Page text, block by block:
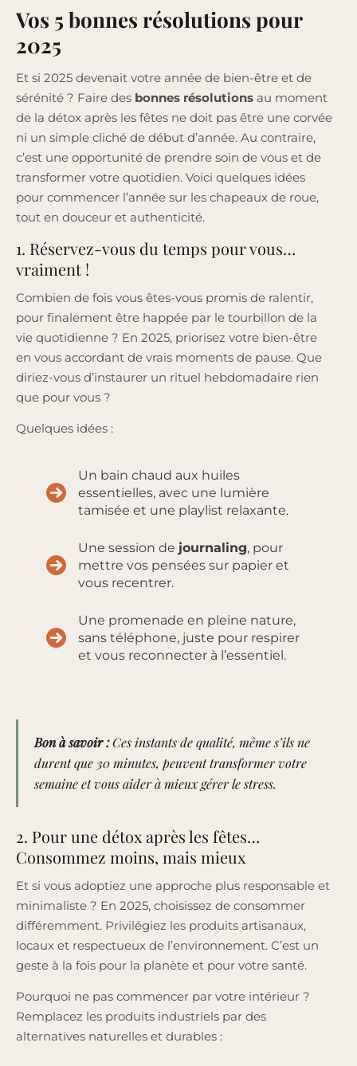
Vos 5 bonnes résolutions pour
2025
Et si 2025 devenait votre année de bien-être et de
sérénité ? Faire des bonnes résolutions au moment
de la détox après les fêtes ne doit pas être une corvée
ni un simple cliché de début d’année. Au contraire,
c’est une opportunité de prendre soin de vous et de
transformer votre quotidien. Voici quelques idées
pour commencer l’année sur les chapeaux de roue,
tout en douceur et authenticité.
1. Réservez-vous du temps pour vous…
vraiment !
Combien de fois vous êtes-vous promis de ralentir,
pour finalement être happée par le tourbillon de la
vie quotidienne ? En 2025, priorisez votre bien-être
en vous accordant de vrais moments de pause. Que
diriez-vous d’instaurer un rituel hebdomadaire rien
que pour vous ?
Quelques idées :
Un bain chaud aux huiles
essentielles, avec une lumière
tamisée et une playlist relaxante.
Une session de journaling, pour
mettre vos pensées sur papier et
vous recentrer.
Une promenade en pleine nature,
sans téléphone, juste pour respirer
et vous reconnecter à l’essentiel.
Bon à savoir :Ces instants de qualité, même s’ils ne
durent que 30 minutes, peuvent transformer votre
semaine et vous aider à mieux gérer le stress.
2. Pour une détox après les fêtes…
Consommez moins, mais mieux
Et si vous adoptiez une approche plus responsable et
minimaliste ? En 2025, choisissez de consommer
différemment. Privilégiez les produits artisanaux,
locaux et respectueux de l’environnement. C’est un
geste à la fois pour la planète et pour votre santé.
Pourquoi ne pas commencer par votre intérieur ?
Remplacez les produits industriels par des
alternatives naturelles et durables :